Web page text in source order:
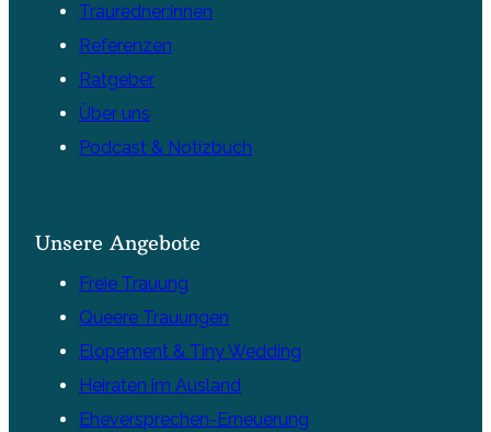
Trauredner:innen
Referenzen
Ratgeber
Über uns
Podcast & Notizbuch
Unsere Angebote
Freie Trauung
Queere Trauungen
Elopement & Tiny Wedding
Heiraten im Ausland
Eheversprechen-Erneuerung